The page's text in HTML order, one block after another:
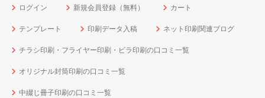
ログイン 新規会員登録（無料） カート
テンプレート 印刷データ入稿 ネット印刷関連ブログ
チラシ印刷・フライヤー印刷・ビラ印刷の口コミ一覧
オリジナル封筒印刷の口コミ一覧
中綴じ冊子印刷の口コミ一覧